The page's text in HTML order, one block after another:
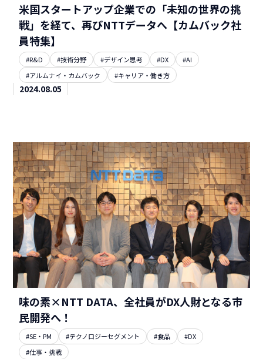
米国スタートアップ企業での「未知の世界の挑
戦」を経て、再びNTTデータへ【カムバック社
員特集】
#R&D #技術分野 #デザイン思考 #DX
#AI
#アルムナイ・カムバック
#キャリア・働き方
2024.08.05
味の素×NTT DATA、全社員がDX人財となる市
民開発へ！
#SE・PM #テクノロジーセグメント #食品
#DX
#仕事・挑戦